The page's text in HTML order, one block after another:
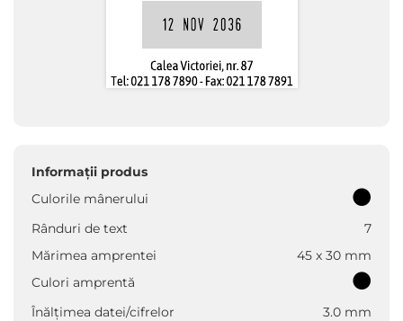
Informații produs
Culorile mânerului
Rânduri de text
7
Mărimea amprentei
45 x 30 mm
Culori amprentă
Înălțimea datei/cifrelor
3.0 mm